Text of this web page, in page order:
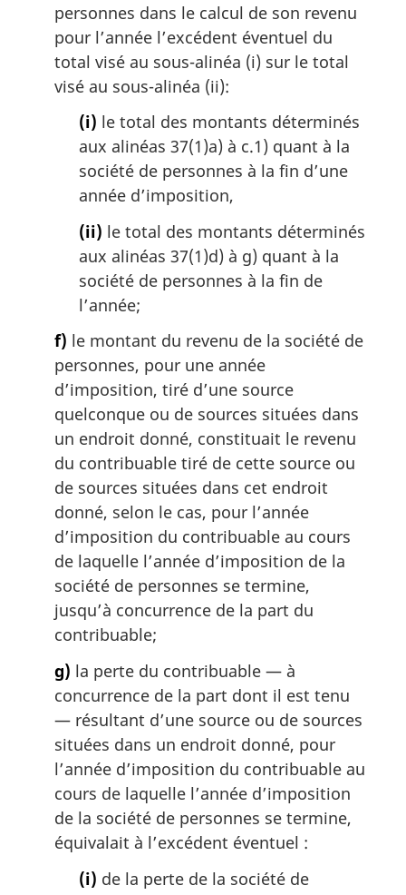
personnes dans le calcul de son revenu
pour l’année l’excédent éventuel du
total visé au sous-alinéa (i) sur le total
visé au sous-alinéa (ii):
(i) le total des montants déterminés
aux alinéas 37(1)a) à c.1) quant à la
société de personnes à la fin d’une
année d’imposition,
(ii) le total des montants déterminés
aux alinéas 37(1)d) à g) quant à la
société de personnes à la fin de
l’année;
f) le montant du revenu de la société de
personnes, pour une année
d’imposition, tiré d’une source
quelconque ou de sources situées dans
un endroit donné, constituait le revenu
du contribuable tiré de cette source ou
de sources situées dans cet endroit
donné, selon le cas, pour l’année
d’imposition du contribuable au cours
de laquelle l’année d’imposition de la
société de personnes se termine,
jusqu’à concurrence de la part du
contribuable;
g) la perte du contribuable — à
concurrence de la part dont il est tenu
— résultant d’une source ou de sources
situées dans un endroit donné, pour
l’année d’imposition du contribuable au
cours de laquelle l’année d’imposition
de la société de personnes se termine,
équivalait à l’excédent éventuel :
(i) de la perte de la société de